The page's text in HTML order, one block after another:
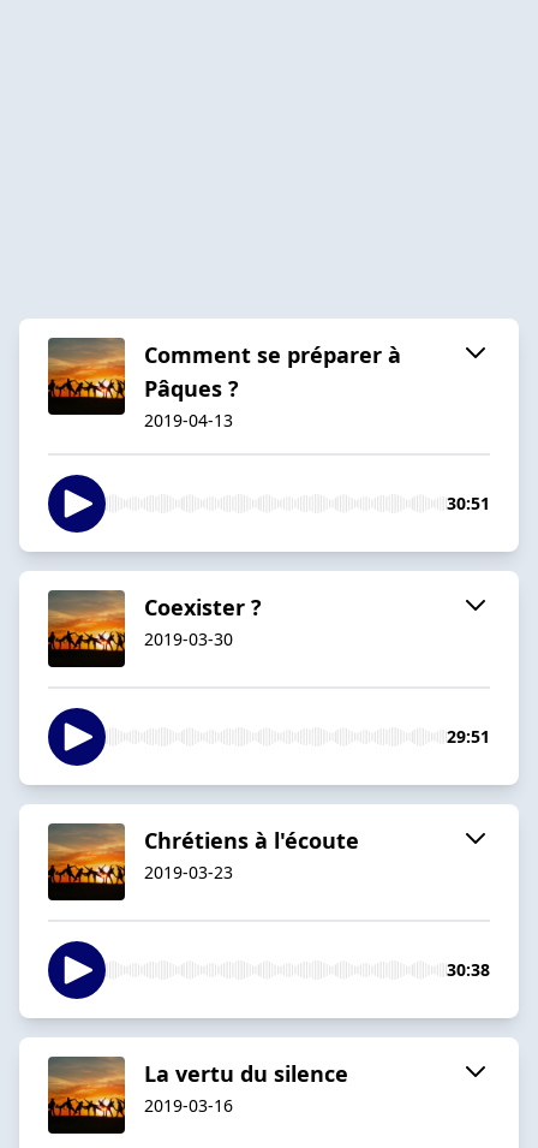
Comment se préparer à
Pâques ?
2019-04-13
30:51
Coexister ?
2019-03-30
29:51
Chrétiens à l'écoute
2019-03-23
30:38
La vertu du silence
2019-03-16